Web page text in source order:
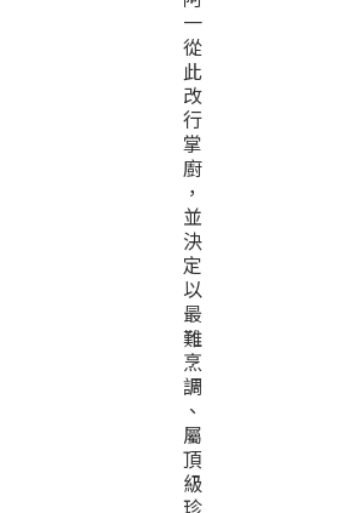
一
從
此
改
行
掌
廚
，
並
決
定
以
最
難
烹
調
、
屬
頂
級
珍